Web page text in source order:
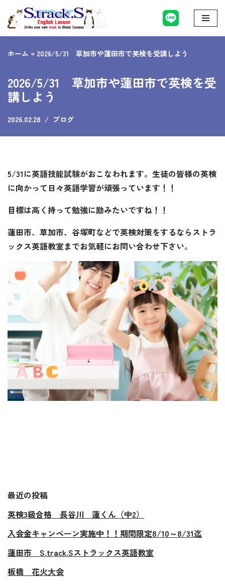
コ
テ
ツ
へ
ホーム » 2026/5/31 草加市や蓮田市で英検を受講しよう
2026/5/31 草加市や蓮田市で英検を受
講しよう
2026.02.28 ブログ
5/31に英語技能試験がおこなわれます。生徒の皆様の英検
に向かって日々英語学習が頑張っています！！
目標は高く持って勉強に励みたいですね！！
蓮田市、草加市、谷塚町などで英検対策をするならストラ
ックス英語教室までお気軽にお問い合わせ下さい。
最近の投稿
英検3級合格 長谷川 蓮くん（中2）
入会金キャンペーン実施中！！期間限定8/10～8/31迄
蓮田市 S.track.Sストラックス英語教室
板橋 花火大会